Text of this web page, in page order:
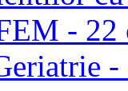
- 22